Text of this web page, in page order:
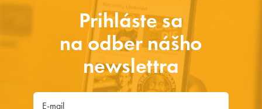
Prihláste sa
na odber nášho
newslettra